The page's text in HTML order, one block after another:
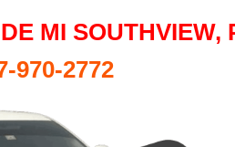
MI SOUTHVIEW,
970-2772